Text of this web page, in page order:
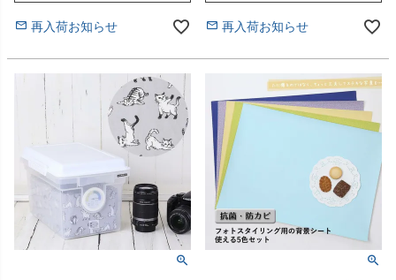
再入荷お知らせ 再入荷お知らせ